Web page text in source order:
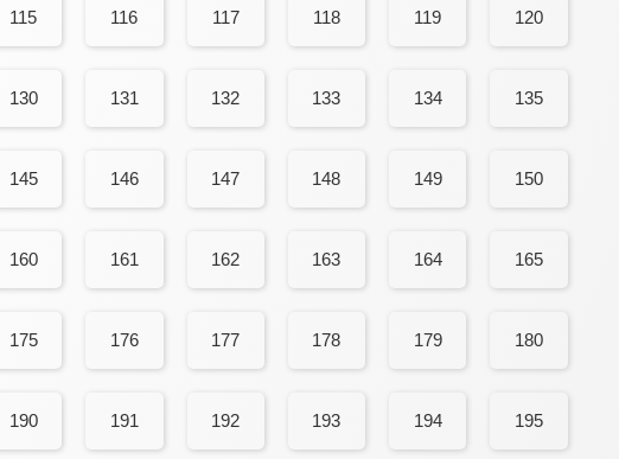
115 116 117 118 119 120
130 131 132 133 134 135
145 146 147 148 149 150
160 161 162 163 164 165
175 176 177 178 179 180
190 191 192 193 194 195